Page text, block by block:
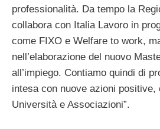
professionalità. Da tempo la
collabora con Italia Lavoro in
come FIXO e Welfare to work,
nell’elaborazione del nuovo
all’impiego. Contiamo quindi di
intesa con nuove azioni positive,
Università e Associazioni”.